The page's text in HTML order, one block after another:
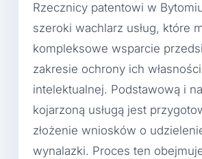
Rzecznicy patentowi w
szeroki wachlarz usług, które
kompleksowe wsparcie
zakresie ochrony ich własności
intelektualnej. Podstawową i
kojarzoną usługą jest
złożenie wniosków o
wynalazki. Proces ten